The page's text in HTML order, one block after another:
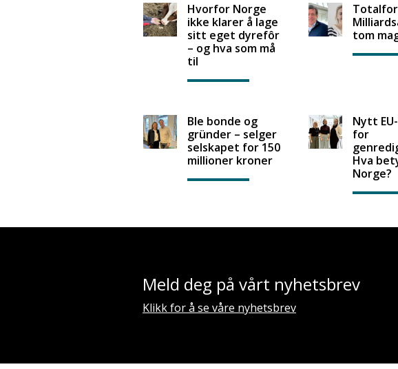
Hvorfor Norge
ikke klarer å lage
sitt eget dyrefôr
– og hva som må
til
tom
Ble bonde og
gründer – selger
selskapet for 150
millioner kroner
Nytt
for
Hva
Norge?
Meld deg på vårt nyhetsbrev
Klikk for å se våre nyhetsbrev